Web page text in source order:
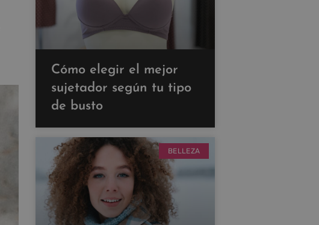
Cómo elegir el mejor
sujetador según tu tipo
de busto
BELLEZA